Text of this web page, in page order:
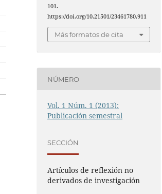
101.
https://doi.org/10.21501/23461780.911
Más formatos de cita
NÚMERO
Vol. 1 Núm. 1 (2013):
Publicación semestral
SECCIÓN
Artículos de reflexión no
derivados de investigación